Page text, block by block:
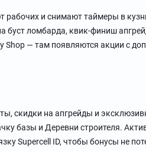
рабочих и снимают таймеры в
буст ломбарда, квик-финиш
Shop — там появляются акции с
скидки на апгрейды и
базы и Деревни строителя.
Supercell ID, чтобы бонусы не